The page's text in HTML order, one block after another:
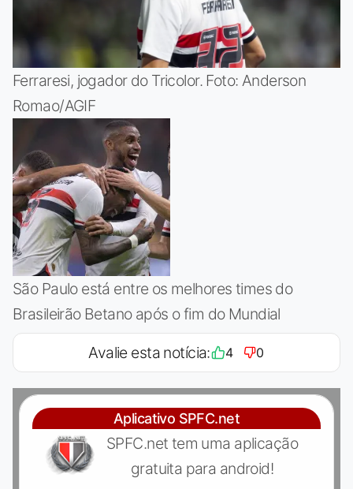
Ferraresi, jogador do Tricolor. Foto: Anderson
Romao/AGIF
São Paulo está entre os melhores times do
Brasileirão Betano após o fim do Mundial
Avalie esta notícia: 4 0
Aplicativo SPFC.net
SPFC.net tem uma aplicação
gratuita para android!